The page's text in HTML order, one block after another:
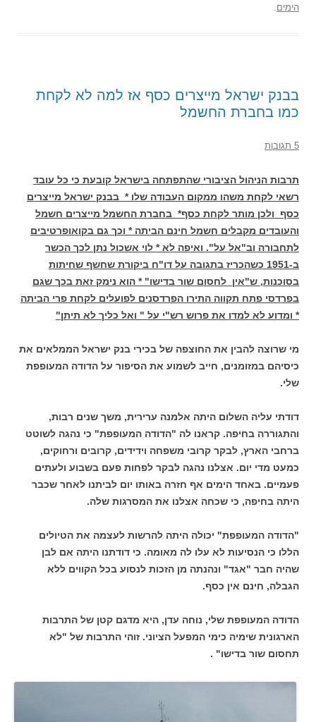
הימים
בבנק ישראל מייצרים כסף אז למה לא לקחת
כמו בחברת החשמל
5 תגובות
תרבות הניהול הציבורי שהתפתחה בישראל קובעת כי כל עובד
רשאי לקחת משהו ממקום העבודה שלו * בבנק ישראל מייצרים
כסף ולכן מותר לקחת כסף* בחברת החשמל מייצרים חשמל
והעובדים מקבלים חשמל חינם הביתה * וכך גם בקואופרטיבים
לתחבורה וב"אל על". ואיפה לא * לוי אשכול נתן לכך הכשר
ב-1951 כשהכריז בתגובה על דו"ח ביקורת שחשף שחיתות
בסוכנות, ש"אין לחסום שור בדישו" * הוא נימק זאת בכך שגם
בפרדסי פתח תקווה התירו הפרדסנים לפועלים לקחת פרי הביתה
* ומדוע לא למדו את פרוש רש"י על " ואל כליך לא תיתן"
מי שרוצה להבין את החוצפה של בכירי בנק ישראל הממלאים את
כיסיהם במזומנים, חייב לשמוע את הסיפור על הדודה המעופפת
שלי.
דודתי עליה השלום היתה אלמנה ערירית, משך שנים רבות,
והתגוררה בחיפה. קראנו לה "הדודה המעופפת" כי נהגה לשוטט
ברחבי הארץ, לבקר קרובי משפחה וידידים, קרובים ורחוקים,
כמעט מדי יום. אצלנו נהגה לבקר לפחות פעם בשבוע ולעתים
פעמיים. באחד הימים אף חזרה באותו יום לביתנו לאחר שכבר
היתה בחיפה, כי שכחה אצלנו את המסרגות שלה.
"הדודה המעופפת" יכולה היתה להרשות לעצמה את הטיולים
הללו כי הנסיעות לא עלו לה מאומה. כי דודתנו היתה אם לבן
שהיה חבר "אגד" ונהנתה מן הזכות לנסוע בכל הקווים ללא
הגבלה, חינם אין כסף.
הדודה המעופפת שלי, נוחה עדן, היא מדגם קטן של התרבות
הארגונית שימיה כימי המפעל הציוני. זוהי התרבות של "לא
תחסום שור בדישו" .